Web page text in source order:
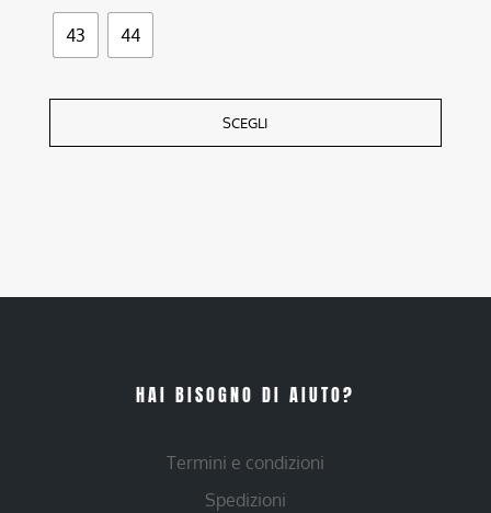
43 44
SCEGLI
HAI BISOGNO DI AIUTO?
Termini e condizioni
Spedizioni